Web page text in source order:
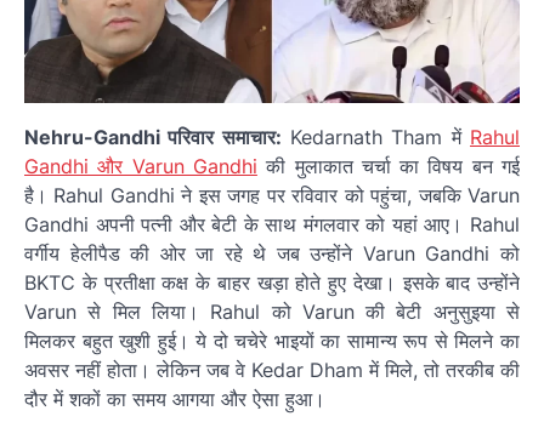
Nehru-Gandhi परिवार समाचार: Kedarnath Tham में Rahul
Gandhi और Varun Gandhi की मुलाकात चर्चा का विषय बन गई
है। Rahul Gandhi ने इस जगह पर रविवार को पहुंचा, जबकि Varun
Gandhi अपनी पत्नी और बेटी के साथ मंगलवार को यहां आए। Rahul
वर्गीय हेलीपैड की ओर जा रहे थे जब उन्होंने Varun Gandhi को
BKTC के प्रतीक्षा कक्ष के बाहर खड़ा होते हुए देखा। इसके बाद उन्होंने
Varun से मिल लिया। Rahul को Varun की बेटी अनुसुइया से
मिलकर बहुत खुशी हुई। ये दो चचेरे भाइयों का सामान्य रूप से मिलने का
अवसर नहीं होता। लेकिन जब वे Kedar Dham में मिले, तो तरकीब की
दौर में शकों का समय आगया और ऐसा हुआ।